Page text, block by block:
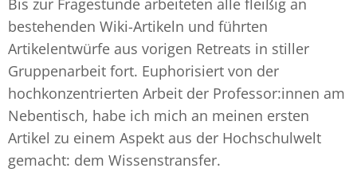
Bis zur Fragestunde arbeiteten alle fleißig an
bestehenden Wiki-Artikeln und führten
Artikelentwürfe aus vorigen Retreats in stiller
Gruppenarbeit fort. Euphorisiert von der
hochkonzentrierten Arbeit der Professor:innen am
Nebentisch, habe ich mich an meinen ersten
Artikel zu einem Aspekt aus der Hochschulwelt
gemacht: dem Wissenstransfer.